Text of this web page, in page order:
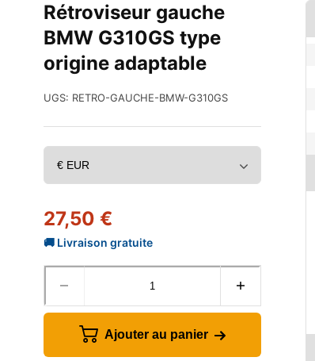
Rétroviseur gauche
BMW G310GS type
origine adaptable
UGS: RETRO-GAUCHE-BMW-G310GS
27,50 €
Ajouter au panier